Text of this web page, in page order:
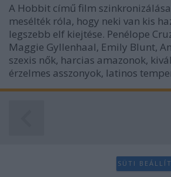
A Hobbit című film
mesélték róla, hogy neki van kis
legszebb elf kiejtése. Penélope
Maggie Gyllenhaal, Emily Blunt,
szexis nők, harcias amazonok,
érzelmes asszonyok, latinos
SÜTI